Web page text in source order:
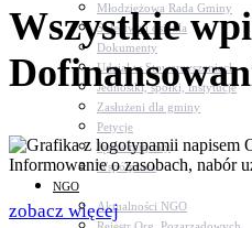
Młodzieżowa Rada Gminy
Sołectwa i osiedla
Dokumenty
Udział w Stowarzyszeniach
Jednostki, spółki, instytucje
Zasłużeni dla gminy
Petycje
Język migowy
Współpraca
NGO
Aktualności NGO
Wszystkie
zobacz więcej